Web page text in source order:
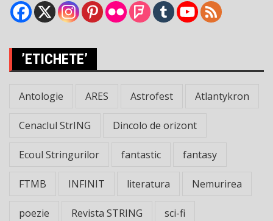
’ETICHETE’
Antologie ARES Astrofest Atlantykron
Cenaclul StrING Dincolo de orizont
Ecoul Stringurilor fantastic fantasy
FTMB INFINIT literatura Nemurirea
poezie Revista STRING sci-fi